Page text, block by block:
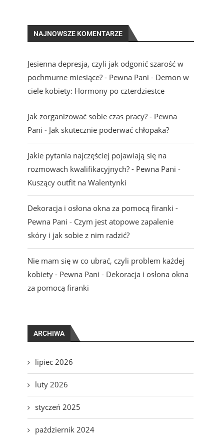
NAJNOWSZE KOMENTARZE
Jesienna depresja, czyli jak odgonić szarość w
pochmurne miesiące? - Pewna Pani - Demon w
ciele kobiety: Hormony po czterdziestce
Jak zorganizować sobie czas pracy? - Pewna
Pani - Jak skutecznie poderwać chłopaka?
Jakie pytania najczęściej pojawiają się na
rozmowach kwalifikacyjnych? - Pewna Pani -
Kuszący outfit na Walentynki
Dekoracja i osłona okna za pomocą firanki -
Pewna Pani - Czym jest atopowe zapalenie
skóry i jak sobie z nim radzić?
Nie mam się w co ubrać, czyli problem każdej
kobiety - Pewna Pani - Dekoracja i osłona okna
za pomocą firanki
ARCHIWA
lipiec 2026
luty 2026
styczeń 2025
październik 2024